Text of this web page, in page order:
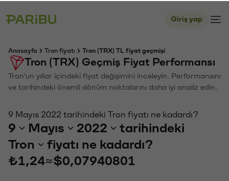
Giriş yap
Anasayfa Tron fiyatı Tron (TRX) TL fiyat geçmişi
Tron (TRX) Geçmiş Fiyat Performansı
Tron'un yıllar içindeki fiyat değişimini inceleyin. Performansını
ve tarihindeki önemli dönüm noktalarını daha iyi analiz edin.
9 Mayıs 2022 tarihindeki Tron fiyatı ne kadardı?
9 Mayıs 2022
tarihindeki
Tron
fiyatı ne kadardı?
₺1,24≈$0,07940801